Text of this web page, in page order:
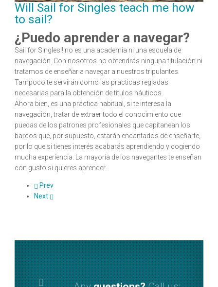
Will Sail for Singles teach me how
to sail?
¿Puedo aprender a navegar?
Sail for Singles!! no es una academia ni una escuela de
navegación. Con nosotros no obtendrás ninguna titulación ni
tratamos de enseñar a navegar a nuestros tripulantes.
Tampoco te servirán como las prácticas regladas
necesarias para la obtención de títulos náuticos.
Ahora bien, es una práctica habitual, si te interesa la
navegación, tratar de extraer todo el conocimiento que
puedas de los patrones profesionales que capitanean los
barcos que, por supuesto, estarán encantados de enseñarte,
por lo que si tienes interés acabarás aprendiendo y cogiendo
mucha experiencia. La mayoría de los navegantes te enseñan
con gusto si quieres aprender.
Prev
Next